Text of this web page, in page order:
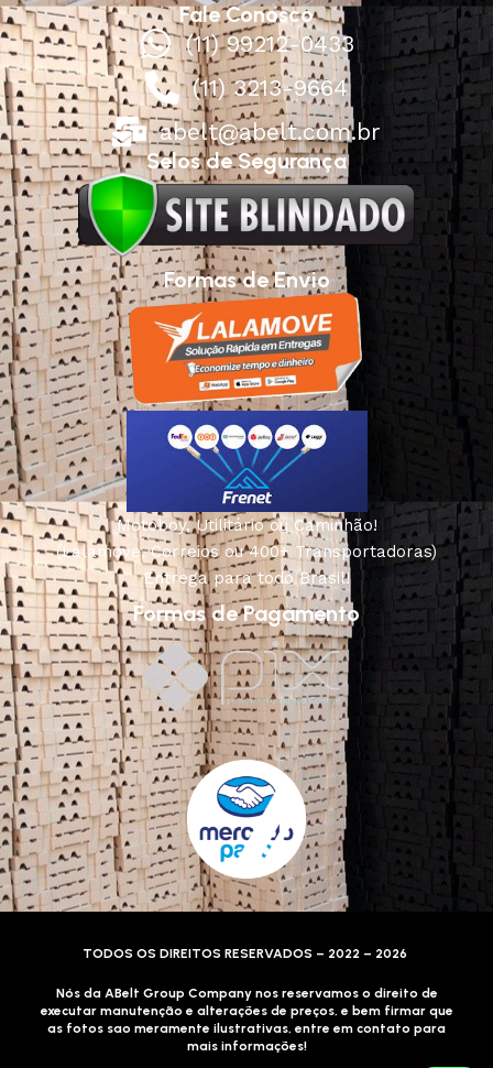
Fale Conosco
(11) 99212-0433
(11) 3213-9664
abelt@abelt.com.br
Selos de Segurança
Formas de Envio
Motoboy, Utilitário ou Caminhão!
(Lalamove, Correios ou 400+ Transportadoras)
Entrega para todo Brasil!
Formas de Pagamento
TODOS OS DIREITOS RESERVADOS – 2022 – 2026
Nós da ABelt Group Company nos reservamos o direito de
executar manutenção e alterações de preços, e bem firmar que
as fotos sao meramente ilustrativas, entre em contato para
mais informações!